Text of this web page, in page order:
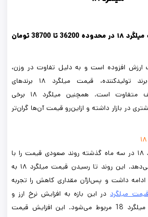
در حال حاضر قیمت میلگرد ۱۸ در محدوده 36200 تا 38700 تومان
ارزش افزوده است و به دلیل تفاوت در وزن،
کیفیت و اعتبار برند تولیدکننده، قیمت میلگرد ۱۸ برندهای
تولیدکنندگان مختلف متفاوت است. همچنین میلگرد ۱۸ برخی
در بازار داشته و ازاین‌رو قیمت آن‌ها گران‌تر
نمودار قیمت میلگرد ۱۸ در سه ماه گذشته روند صعودی قیمت را با
شیب ملایم نشان می‌دهد. این روند تا رسیدن قیمت میلگرد ۱۸ به
تومان ادامه داشت و پس‌ازآن مقداری کاهش را تجربه
میلگرددر این بازه به افزایش نرخ ارز و
افزایش نرخ کارخانه میلگرد 18 مربوط می‌شود. این افزایش قیمت